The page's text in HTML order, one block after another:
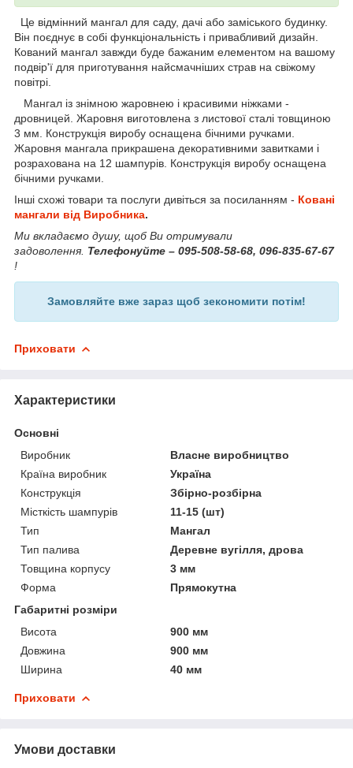
Це відмінний мангал для саду, дачі або заміського будинку.
Він поєднує в собі функціональність і привабливий дизайн.
Кований мангал завжди буде бажаним елементом на вашому
подвір'ї для приготування найсмачніших страв на свіжому
повітрі.
Мангал із знімною жаровнею і красивими ніжками -
дровницей. Жаровня виготовлена з листової сталі товщиною
3 мм. Конструкція виробу оснащена бічними ручками.
Жаровня мангала прикрашена декоративними завитками і
розрахована на 12 шампурів. Конструкція виробу оснащена
бічними ручками.
Інші схожі товари та послуги дивіться за посиланням - Ковані
мангали від Виробника.
Ми вкладаємо душу, щоб Ви отримували
задоволення. Телефонуйте – 095-508-58-68, 096-835-67-67
!
Замовляйте вже зараз щоб зекономити потім!
Приховати
Характеристики
Основні
Виробник
Власне виробництво
Країна виробник
Україна
Конструкція
Збірно-розбірна
Місткість шампурів
11-15 (шт)
Тип
Мангал
Тип палива
Деревне вугілля, дрова
Товщина корпусу
3 мм
Форма
Прямокутна
Габаритні розміри
Висота
900 мм
Довжина
900 мм
Ширина
40 мм
Приховати
Умови доставки